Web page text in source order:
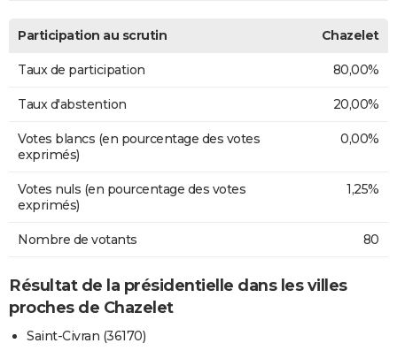
Participation au scrutin Chazelet
Taux de participation 80,00%
Taux d'abstention 20,00%
Votes blancs (en pourcentage des votes
exprimés)
0,00%
Votes nuls (en pourcentage des votes
exprimés)
1,25%
Nombre de votants 80
Résultat de la présidentielle dans les villes
proches de Chazelet
Saint-Civran (36170)